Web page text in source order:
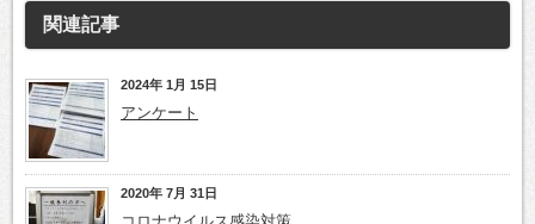
関連記事
2024年 1月 15日
アンケート
2020年 7月 31日